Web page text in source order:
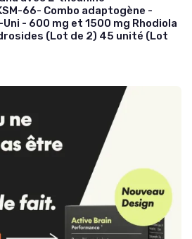
66- Combo adaptogène -
Uni - 600 mg et 1500 mg Rhodiola
(Lot de 2) 45 unité (Lot